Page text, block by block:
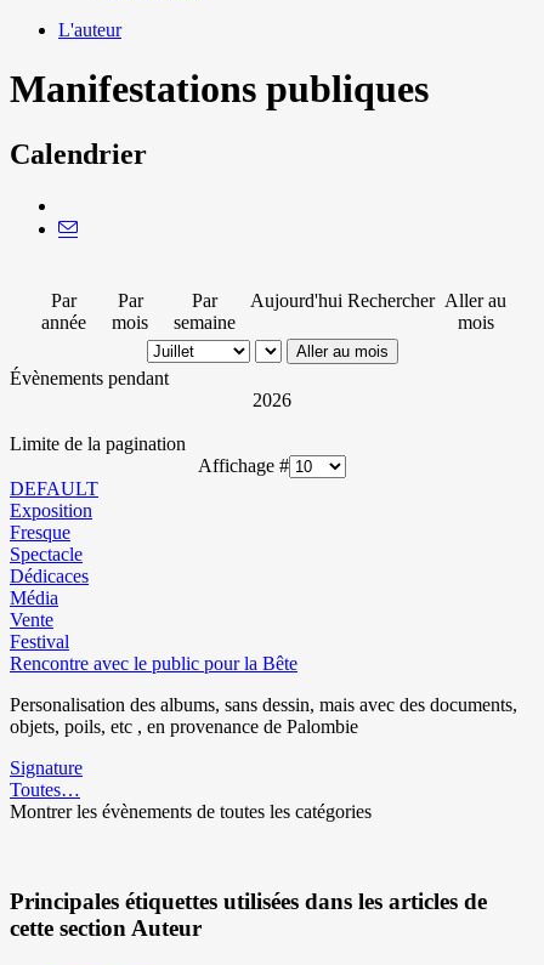
L'auteur
Manifestations publiques
Calendrier
Par
année
Par
mois
Par
semaine
Aujourd'hui Rechercher Aller au
mois
Aller au mois
Évènements pendant
2026
Limite de la pagination
Affichage #
DEFAULT
Exposition
Fresque
Spectacle
Dédicaces
Média
Vente
Festival
Rencontre avec le public pour la Bête
Personalisation des albums, sans dessin, mais avec des documents,
objets, poils, etc , en provenance de Palombie
Signature
Toutes…
Montrer les évènements de toutes les catégories
Principales étiquettes utilisées dans les articles de
cette section Auteur